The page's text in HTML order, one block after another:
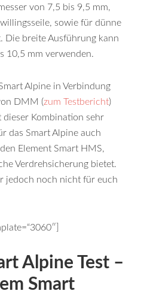
von 7,5 bis 9,5 mm,
sowie für dünne
Die breite Ausführung kann
10,5 mm verwenden.
Alpine in Verbindung
DMM (zum Testbericht)
Kombination sehr
das Smart Alpine auch
Element Smart HMS,
Verdrehsicherung bietet.
jedoch noch nicht für euch
Alpine Test –
Smart